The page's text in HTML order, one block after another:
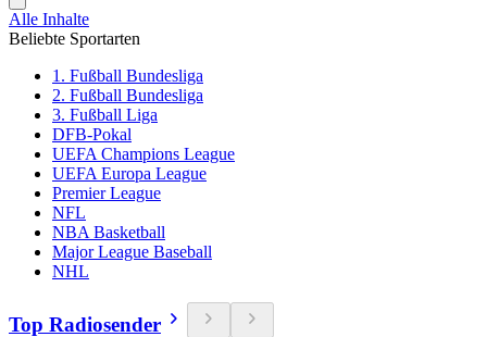
Alle Inhalte
Beliebte Sportarten
1. Fußball Bundesliga
2. Fußball Bundesliga
3. Fußball Liga
DFB-Pokal
UEFA Champions League
UEFA Europa League
Premier League
NFL
NBA Basketball
Major League Baseball
NHL
Top Radiosender